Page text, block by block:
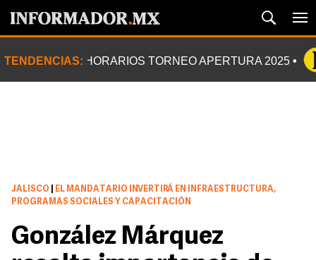
TENDENCIAS: HORARIOS TORNEO APERTURA 2025
JALISCO
EL MANDATARIO INVERTIRÁ EN INFRAESTRUCTURA,
PROGRAMAS SOCIALES Y CAPACITACIÓN
González Márquez